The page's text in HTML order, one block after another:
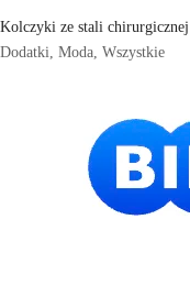
Kolczyki ze stali
Dodatki Moda Wszystkie